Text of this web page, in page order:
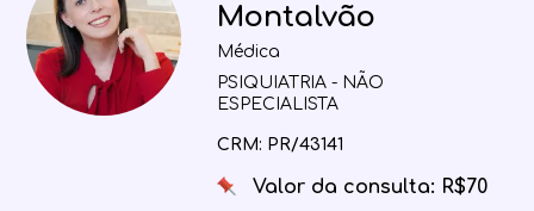
Montalvão
Médica
PSIQUIATRIA - NÃO
ESPECIALISTA
CRM: PR/43141
Valor da consulta: R$70